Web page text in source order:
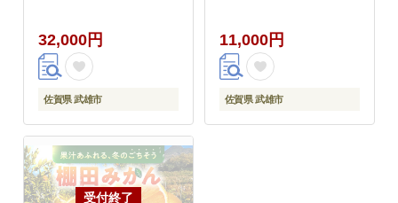
[UDX021] 白米 お米
32,000円
佐賀県 武雄市
11,000円
佐賀県 武雄市